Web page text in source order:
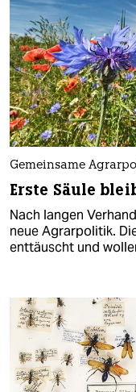
Gemeinsame
Erste Säule
Nach langen
neue Agrarpolitik.
enttäuscht und